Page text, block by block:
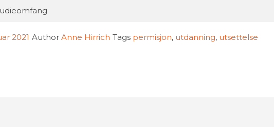
2021 AuthorAnne Hirrich Tags permisjon, utdanning, utsettelse